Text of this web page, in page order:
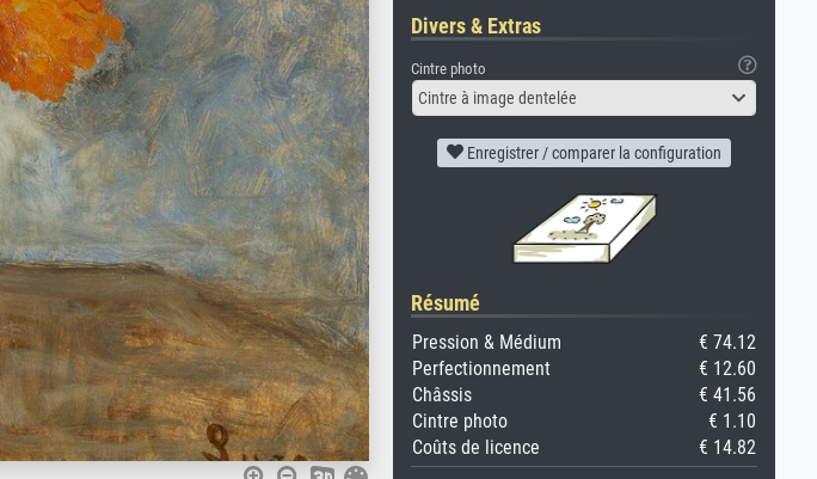
Divers & Extras
Cintre photo
Cintre à image dentelée
Enregistrer / comparer la configuration
Résumé
Pression & Médium
€ 74.12
Perfectionnement
€ 12.60
Châssis
€ 41.56
Cintre photo
€ 1.10
Coûts de licence
€ 14.82